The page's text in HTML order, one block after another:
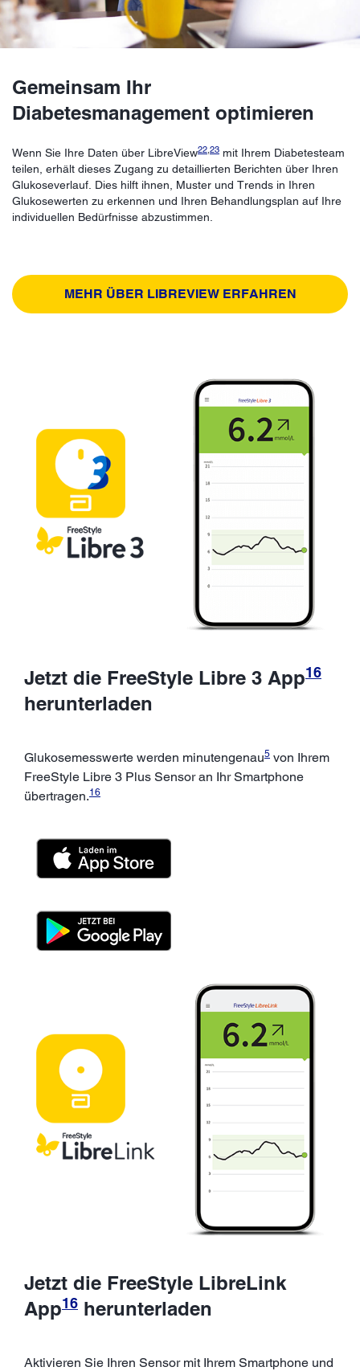
Gemeinsam Ihr
Diabetesmanagement optimieren
Wenn Sie Ihre Daten über LibreView22,23 mit Ihrem Diabetesteam
teilen, erhält dieses Zugang zu detaillierten Berichten über Ihren
Glukoseverlauf. Dies hilft ihnen, Muster und Trends in Ihren
Glukosewerten zu erkennen und Ihren Behandlungsplan auf Ihre
individuellen Bedürfnisse abzustimmen.
MEHR ÜBER LIBREVIEW ERFAHREN
Jetzt die FreeStyle Libre 3 App16
herunterladen
Glukosemesswerte werden minutengenau5 von Ihrem
FreeStyle Libre 3 Plus Sensor an Ihr Smartphone
übertragen.16
Jetzt die FreeStyle LibreLink
App16 herunterladen
Aktivieren Sie Ihren Sensor mit Ihrem Smartphone und